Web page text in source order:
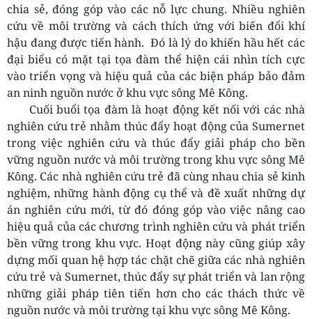
chia sẻ, đóng góp vào các nỗ lực chung. Nhiều nghiên
cứu về môi trường và cách thích ứng với biến đổi khí
hậu đang được tiến hành. Đó là lý do khiến hầu hết các
đại biểu có mặt tại tọa đàm thể hiện cái nhìn tích cực
vào triển vọng và hiệu quả của các biện pháp bảo đảm
an ninh nguồn nước ở khu vực sông Mê Kông.
Cuối buổi tọa đàm là hoạt động kết nối với các nhà
nghiên cứu trẻ nhằm thúc đẩy hoạt động của Sumernet
trong việc nghiên cứu và thúc đẩy giải pháp cho bền
vững nguồn nước và môi trường trong khu vực sông Mê
Kông. Các nhà nghiên cứu trẻ đã cùng nhau chia sẻ kinh
nghiệm, những hành động cụ thể và đề xuất những dự
án nghiên cứu mới, từ đó đóng góp vào việc nâng cao
hiệu quả của các chương trình nghiên cứu và phát triển
bền vững trong khu vực. Hoạt động này cũng giúp xây
dựng mối quan hệ hợp tác chặt chẽ giữa các nhà nghiên
cứu trẻ và Sumernet, thúc đẩy sự phát triển và lan rộng
những giải pháp tiên tiến hơn cho các thách thức về
nguồn nước và môi trường tại khu vực sông Mê Kông.